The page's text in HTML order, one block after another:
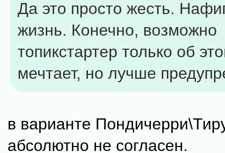
Да это просто жесть.
жизнь. Конечно, возможно
топикстартер только об
мечтает, но лучше
в варианте
абсолютно не согласен.